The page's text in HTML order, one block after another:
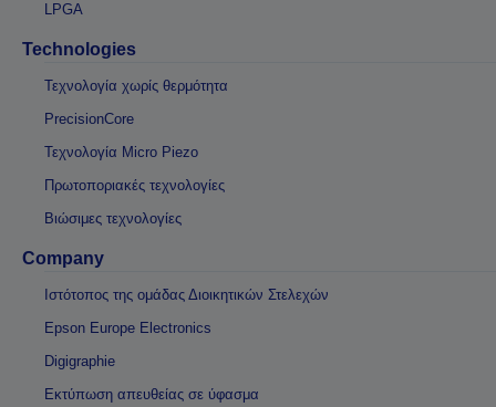
LPGA
Technologies
Τεχνολογία χωρίς θερμότητα
PrecisionCore
Τεχνολογία Micro Piezo
Πρωτοποριακές τεχνολογίες
Βιώσιμες τεχνολογίες
Company
Ιστότοπος της ομάδας Διοικητικών Στελεχών
Epson Europe Electronics
Digigraphie
Εκτύπωση απευθείας σε ύφασμα